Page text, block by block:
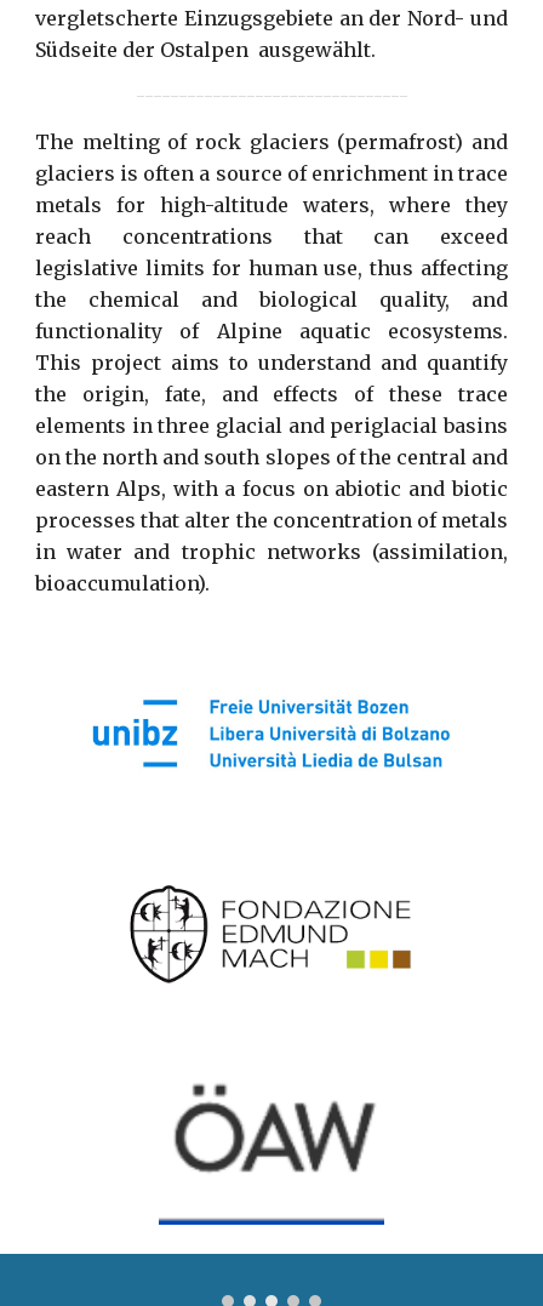
vergletscherte Einzugsgebiete an der Nord- und
Südseite der Ostalpen ausgewählt.
--------------------------------
The melting of rock glaciers (permafrost) and
glaciers is often a source of enrichment in trace
metals for high-altitude waters, where they
reach concentrations that can exceed
legislative limits for human use, thus affecting
the chemical and biological quality, and
functionality of Alpine aquatic ecosystems.
This project aims to understand and quantify
the origin, fate, and effects of these trace
elements in three glacial and periglacial basins
on the north and south slopes of the central and
eastern Alps, with a focus on abiotic and biotic
processes that alter the concentration of metals
in water and trophic networks (assimilation,
bioaccumulation).